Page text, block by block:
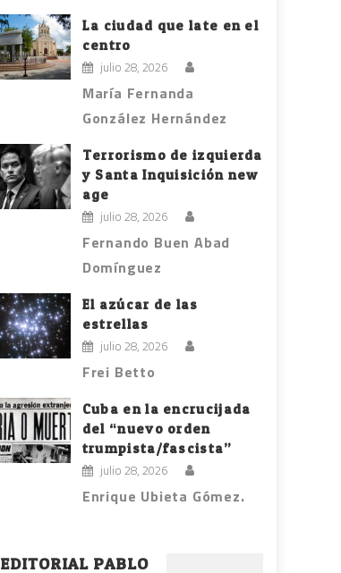
La ciudad que late en el
centro
julio 28, 2026
María Fernanda
González Hernández
Terrorismo de izquierda
y Santa Inquisición new
age
julio 28, 2026
Fernando Buen Abad
Domínguez
El azúcar de las
estrellas
julio 28, 2026
Frei Betto
Cuba en la encrucijada
del “nuevo orden
trumpista/fascista”
julio 28, 2026
Enrique Ubieta Gómez.
EDITORIAL PABLO